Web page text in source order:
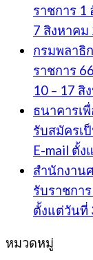
ราชการ 1
7 สิงหาคม
กรมพลาธิ
ราชการ
10 – 17 สิ
ธนาคารเ
รับสมัครเ
E-mail ตั้
สำนักงาน
รับราชกา
ตั้งแต่วันที่
หมวดหมู่